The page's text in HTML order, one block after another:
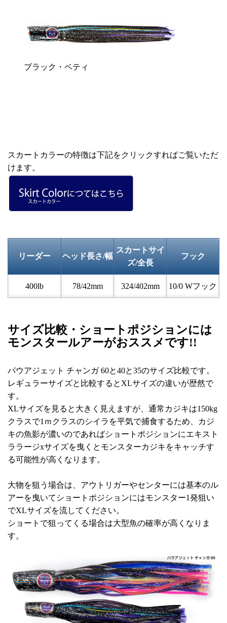
ブラック・ベティ
スカートカラーの特徴は下記をクリックすればご覧いただ
けます。
リーダー ヘッド長さ/幅
スカートサイ
ズ/全長
フック
400lb 78/42mm 324/402mm 10/0 Wフック
サイズ比較・ショートポジションには
モンスタールアーがおススメです!!
パウアジェット チャンガ 60と40と35のサイズ比較です。
レギュラーサイズと比較するとXLサイズの違いが歴然で
す。
XLサイズを見ると大きく見えますが、通常カジキは150kg
クラスで1ｍクラスのシイラを平気で捕食するため、カジ
キの魚影が濃いのであればショートポジションにエキスト
ララージxサイズを曳くとモンスターカジキをキャッチす
る可能性が高くなります。
大物を狙う場合は、アウトリガーやセンターには基本のル
アーを曳いてショートポジションにはモンスター1発狙い
でXLサイズを流してください。
ショートで狙ってくる場合は大型魚の確率が高くなりま
す。